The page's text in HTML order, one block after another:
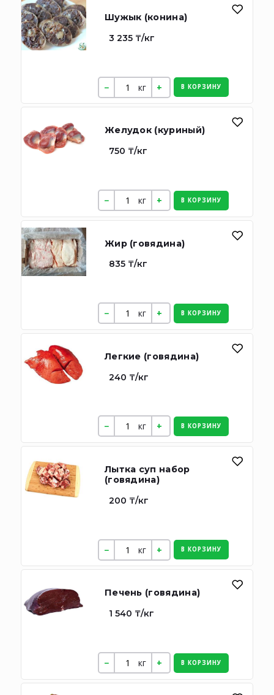
Шужык (конина)
3 235 ₸/кг
кг В КОРЗИНУ
Желудок (куриный)
750 ₸/кг
кг В КОРЗИНУ
Жир (говядина)
835 ₸/кг
кг В КОРЗИНУ
Легкие (говядина)
240 ₸/кг
кг В КОРЗИНУ
Лытка суп набор
(говядина)
200 ₸/кг
кг В КОРЗИНУ
Печень (говядина)
1 540 ₸/кг
кг В КОРЗИНУ